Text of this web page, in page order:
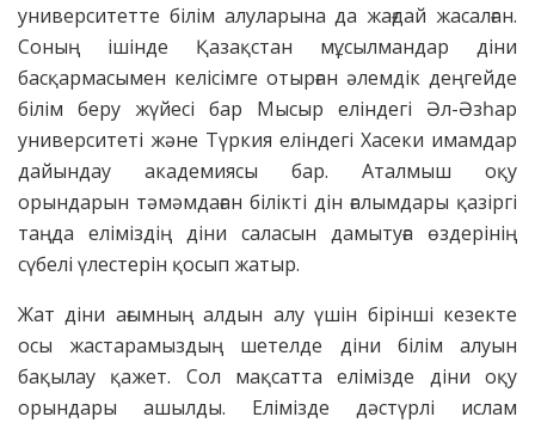
университетте білім алуларына да жағдай жасалған.
Соның ішінде Қазақстан мұсылмандар діни
басқармасымен келісімге отырған әлемдік деңгейде
білім беру жүйесі бар Мысыр еліндегі Әл-Әзһар
университеті және Түркия еліндегі Хасеки имамдар
дайындау академиясы бар. Аталмыш оқу
орындарын тәмәмдаған білікті дін ғалымдары қазіргі
таңда еліміздің діни саласын дамытуға өздерінің
сүбелі үлестерін қосып жатыр.
Жат діни ағымның алдын алу үшін бірінші кезекте
осы жастарамыздың шетелде діни білім алуын
бақылау қажет. Сол мақсатта елімізде діни оқу
орындары ашылды. Елімізде дәстүрлі ислам